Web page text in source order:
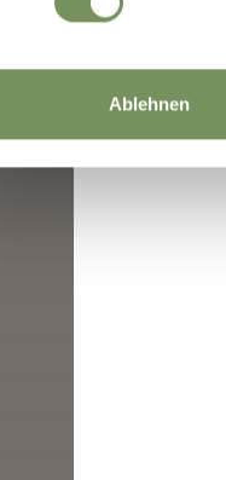
Ablehnen
vedi elenco